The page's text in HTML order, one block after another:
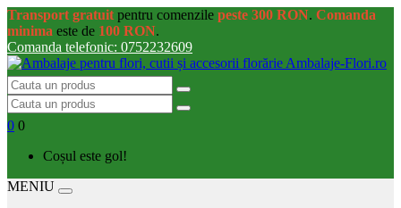
Transport gratuit pentru comenzile peste 300 RON. Comanda
minima este de 100 RON.
Comanda telefonic: 0752232609
0 0
Coșul este gol!
MENIU